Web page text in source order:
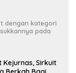
dengan kategori
pada
Kejurnas, Sirkuit